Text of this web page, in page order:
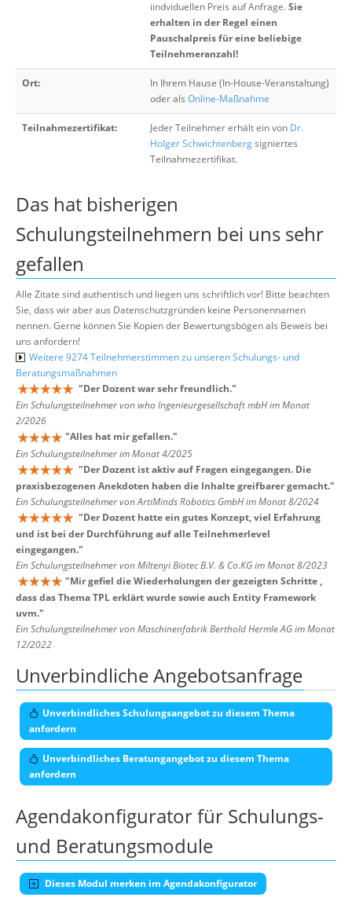
iindviduellen Preis auf Anfrage.Sie
erhalten in der Regel einen
Pauschalpreis für eine beliebige
Teilnehmeranzahl!
Ort:
In Ihrem Hause (In-House-Veranstaltung)
oder als Online-Maßnahme
Teilnahmezertifikat: Jeder Teilnehmer erhält ein von Dr.
Holger Schwichtenbergsigniertes
Teilnahmezertifikat.
Das hat bisherigen
Schulungsteilnehmern bei uns sehr
gefallen
Alle Zitate sind authentisch und liegen uns schriftlich vor! Bitte beachten
Sie, dass wir aber aus Datenschutzgründen keine Personennamen
nennen. Gerne können Sie Kopien der Bewertungsbögen als Beweis bei
uns anfordern!
Weitere 9274 Teilnehmerstimmen zu unseren Schulungs- und
Beratungsmaßnahmen
"Der Dozent war sehr freundlich."
Ein Schulungsteilnehmer von who Ingenieurgesellschaft mbH im Monat
2/2026
"Alles hat mir gefallen."
Ein Schulungsteilnehmer im Monat 4/2025
"Der Dozent ist aktiv auf Fragen eingegangen. Die
praxisbezogenen Anekdoten haben die Inhalte greifbarer gemacht."
Ein Schulungsteilnehmer von ArtiMinds Robotics GmbH im Monat 8/2024
"Der Dozent hatte ein gutes Konzept, viel Erfahrung
und ist bei der Durchführung auf alle Teilnehmerlevel
eingegangen."
Ein Schulungsteilnehmer von Miltenyi Biotec B.V. & Co.KG im Monat 8/2023
"Mir gefiel die Wiederholungen der gezeigten Schritte ,
dass das Thema TPL erklärt wurde sowie auch Entity Framework
uvm."
Ein Schulungsteilnehmer von Maschinenfabrik Berthold Hermle AG im Monat
12/2022
Unverbindliche Angebotsanfrage
Unverbindliches Schulungsangebot zu diesem Thema
anfordern
Unverbindliches Beratungangebot zu diesem Thema
anfordern
Agendakonfigurator für Schulungs-
und Beratungsmodule
Dieses Modul merken im Agendakonfigurator